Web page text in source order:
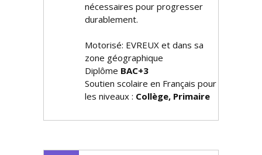
nécessaires pour progresser
durablement.
Motorisé: EVREUX et dans sa
zone géographique
Diplôme BAC+3
Soutien scolaire en Français pour
les niveaux : Collège, Primaire